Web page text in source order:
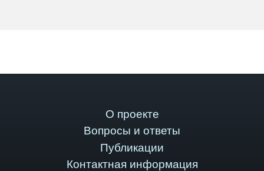
О проекте
Вопросы и ответы
Публикации
Контактная информация